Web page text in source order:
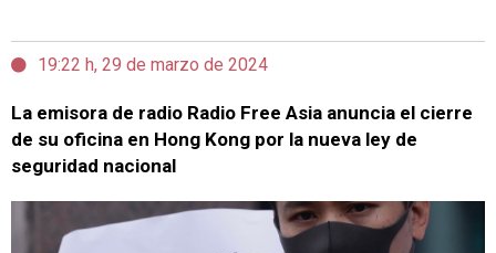
19:22 h, 29 de marzo de 2024
La emisora de radio Radio Free Asia anuncia el cierre
de su oficina en Hong Kong por la nueva ley de
seguridad nacional